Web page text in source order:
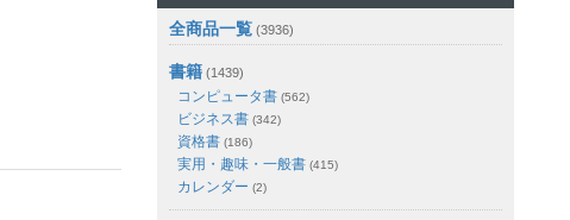
全商品一覧 (3936)
書籍 (1439)
コンピュータ書 (562)
ビジネス書 (342)
資格書 (186)
実用・趣味・一般書 (415)
カレンダー (2)